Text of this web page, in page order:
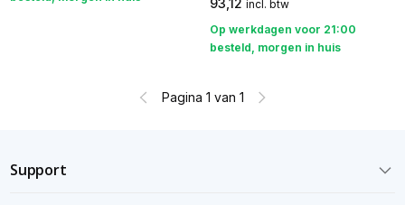
93,12 incl. btw
Op werkdagen voor 21:00
besteld, morgen in huis
Pagina 1 van 1
Support